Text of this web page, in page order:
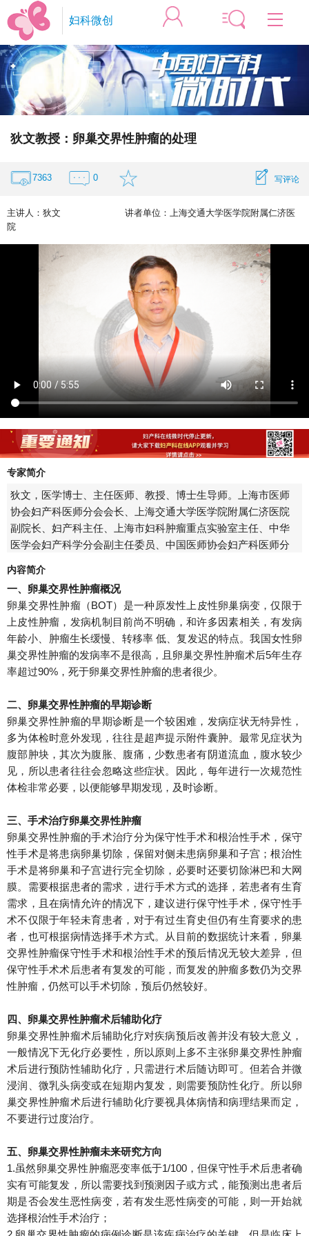
妇科微创
专家微访谈 妇科微创
生殖内分泌
妇科盆底
妇科感染
宫颈疾病
妇科肿瘤
中医妇科
手术微视频 妇科盆底
围产医学
会议微视频 妇科盆底
妇科微创
妇科感染
宫颈疾病
妇科肿瘤
妇幼健康
医疗药品
狄文教授：卵巢交界性肿瘤的处理
7363 0 写评论
主讲人： 狄文 讲者单位：
上海交通大学医学院附属仁济医
院
专家简介
狄文，医学博士、主任医师、教授、博士生导师。
上海市医师
协会妇产科医师分会会长、上海交通大学医学院附属仁济医院
副院长、妇产科主任、上海市妇科肿瘤重点实验室主任、中华
医学会妇产科学分会副主任委员、中国医师协会妇产科医师分
瘤分会主任委员。
内容简介
一、卵巢交界性肿瘤概况
卵巢交界性肿瘤（BOT）是一种原发性上皮性卵巢病变，仅限于
上皮性肿瘤，发病机制目前尚不明确，和许多因素相关，有发病
年龄小、肿瘤生长缓慢、转移率 低、复发迟的特点。我国女性卵
巢交界性肿瘤的发病率不是很高，且卵巢交界性肿瘤术后5年生存
率超过90%，死于卵巢交界性肿瘤的患者很少。
二、卵巢交界性肿瘤的早期诊断
卵巢交界性肿瘤的早期诊断是一个较困难，发病症状无特异性，
多为体检时意外发现，往往是超声提示附件囊肿。 最常见症状为
腹部肿块，其次为腹胀、腹痛，少数患者有阴道流血，腹水较少
见，所以患者往往会忽略这些症状。 因此，每年进行一次规范性
体检非常必要，以便能够早期发现，及时诊断。
三、手术治疗卵巢交界性肿瘤
卵巢交界性肿瘤的手术治疗分为保守性手术和根治性手术，保守
性手术是将患病卵巢切除，保留对侧未患病卵巢和子宫；根治性
手术是将卵巢和子宫进行完全切除，必要时还要切除淋巴和大网
膜。 需要根据患者的需求，进行手术方式的选择，若患者有生育
需求，且在病情允许的情况下，建议进行保守性手术，保守性手
术不仅限于年轻未育患者，对于有过生育史但仍有生育要求的患
者，也可根据病情选择手术方式。 从目前的数据统计来看，卵巢
交界性肿瘤保守性手术和根治性手术的预后情况无较大差异，但
保守性手术术后患者有复发的可能，而复发的肿瘤多数仍为交界
性肿瘤，仍然可以手术切除，预后仍然较好。
四、卵巢交界性肿瘤术后辅助化疗
卵巢交界性肿瘤术后辅助化疗对疾病预后改善并没有较大意义，
一般情况下无化疗必要性，所以原则上多不主张卵巢交界性肿瘤
术后进行预防性辅助化疗，只需进行术后随访即可。 但若合并微
浸润、微乳头病变或在短期内复发，则需要预防性化疗。 所以卵
巢交界性肿瘤术后进行辅助化疗要视具体病情和病理结果而定，
不要进行过度治疗。
五、卵巢交界性肿瘤未来研究方向
1.虽然卵巢交界性肿瘤恶变率低于1/100，但保守性手术后患者确
实有可能复发，所以需要找到预测因子或方式，能预测出患者后
期是否会发生恶性病变，若有发生恶性病变的可能，则一开始就
选择根治性手术治疗；